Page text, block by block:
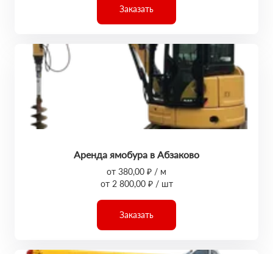
Заказать
Аренда ямобура в Абзаково
от 380,00 ₽ / м
от 2 800,00 ₽ / шт
Заказать